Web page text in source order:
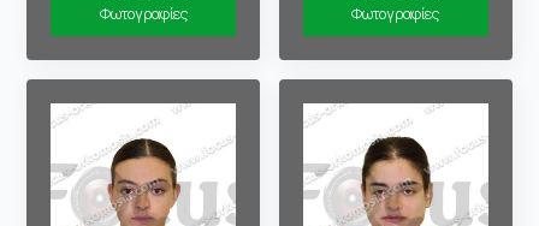
Φωτογραφίες
Φωτογραφίες